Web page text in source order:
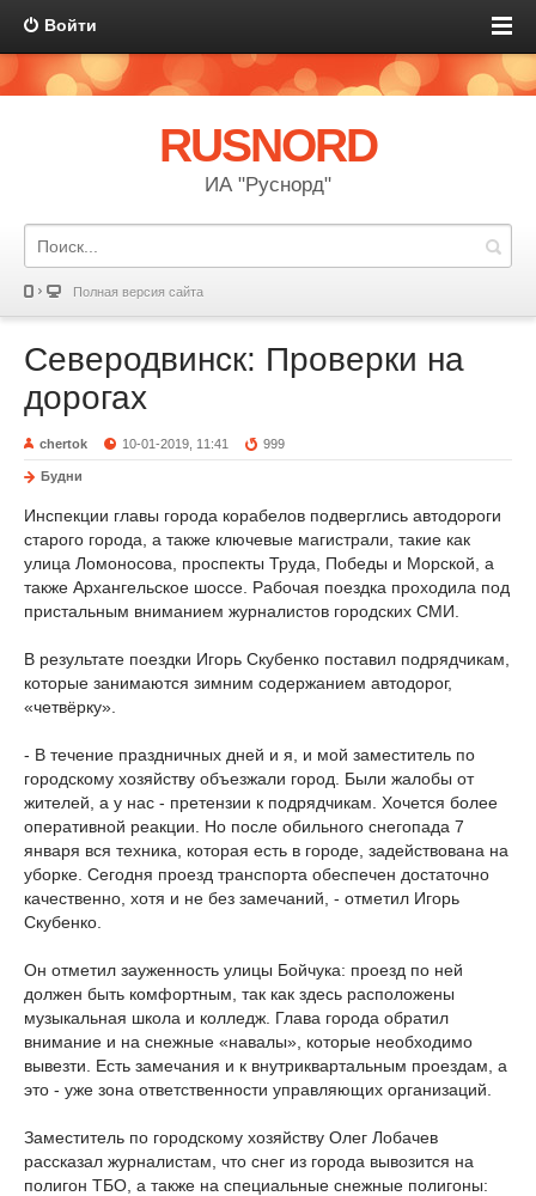
Войти
RUSNORD
ИА "Руснорд"
Полная версия сайта
Северодвинск: Проверки на
дорогах
chertok 10-01-2019, 11:41 999
Будни
Инспекции главы города корабелов подверглись автодороги
старого города, а также ключевые магистрали, такие как
улица Ломоносова, проспекты Труда, Победы и Морской, а
также Архангельское шоссе. Рабочая поездка проходила под
пристальным вниманием журналистов городских СМИ.
В результате поездки Игорь Скубенко поставил подрядчикам,
которые занимаются зимним содержанием автодорог,
«четвёрку».
- В течение праздничных дней и я, и мой заместитель по
городскому хозяйству объезжали город. Были жалобы от
жителей, а у нас - претензии к подрядчикам. Хочется более
оперативной реакции. Но после обильного снегопада 7
января вся техника, которая есть в городе, задействована на
уборке. Сегодня проезд транспорта обеспечен достаточно
качественно, хотя и не без замечаний, - отметил Игорь
Скубенко.
Он отметил зауженность улицы Бойчука: проезд по ней
должен быть комфортным, так как здесь расположены
музыкальная школа и колледж. Глава города обратил
внимание и на снежные «навалы», которые необходимо
вывезти. Есть замечания и к внутриквартальным проездам, а
это - уже зона ответственности управляющих организаций.
Заместитель по городскому хозяйству Олег Лобачев
рассказал журналистам, что снег из города вывозится на
полигон ТБО, а также на специальные снежные полигоны: